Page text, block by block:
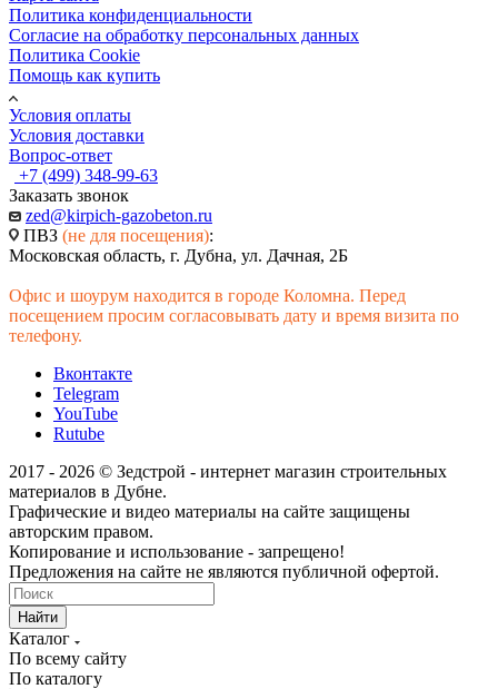
Политика конфиденциальности
Согласие на обработку персональных данных
Политика Cookie
Помощь как купить
Условия оплаты
Условия доставки
Вопрос-ответ
+7 (499) 348-99-63
Заказать звонок
zed@kirpich-gazobeton.ru
ПВЗ (не для посещения):
Московская область, г. Дубна, ул. Дачная, 2Б
Офис и шоурум находится в городе Коломна. Перед
посещением просим согласовывать дату и время визита по
телефону.
Вконтакте
Telegram
YouTube
Rutube
2017 - 2026 © Зедстрой - интернет магазин строительных
материалов в Дубне.
Графические и видео материалы на сайте защищены
авторским правом.
Копирование и использование - запрещено!
Предложения на сайте не являются публичной офертой.
Найти
Каталог
По всему сайту
По каталогу